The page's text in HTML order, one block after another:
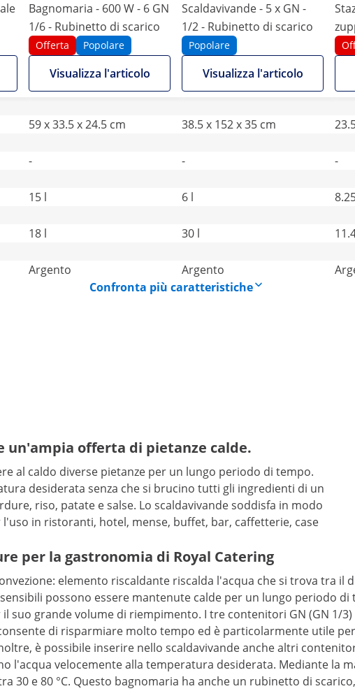
Bagnomaria - 600 W - 6 GN
1/6 - Rubinetto di scarico
Offerta Popolare
Visualizza l'articolo
Scaldavivande - 5 x GN -
1/2 - Rubinetto di scarico
Popolare
Visualizza l'articolo
W
59 x 33.5 x 24.5 cm 38.5 x 152 x 35 cm
- - -
15 l 6 l
18 l 30 l
Argento Argento
Confronta più caratteristiche
un'ampia offerta di pietanze calde.
al caldo diverse pietanze per un lungo periodo di tempo.
desiderata senza che si brucino tutti gli ingredienti di un
riso, patate e salse. Lo scaldavivande soddisfa in modo
in ristoranti, hotel, mense, buffet, bar, caffetterie, case
per la gastronomia di Royal Catering
elemento riscaldante riscalda l'acqua che si trova tra
possono essere mantenute calde per un lungo periodo di
suo grande volume di riempimento. I tre contenitori GN (GN 1/
di risparmiare molto tempo ed è particolarmente utile
è possibile inserire nello scaldavivande anche altri
l'acqua velocemente alla temperatura desiderata. Mediante la
30 e 80 °C. Questo bagnomaria ha anche un rubinetto di